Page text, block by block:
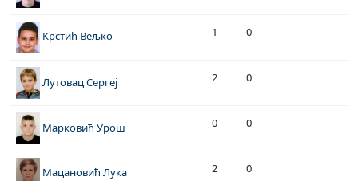
Крстић Вељко 1 0
Лутовац Сергеј 2 0
Марковић Урош 0 0
Мацановић Лука 2 0